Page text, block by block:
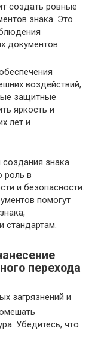
создать ровные
знака. Это
документов.
воздействий,
защитные
яркость и
лет и
знака
роль в
и безопасности.
помогут
стандартам.
перехода
загрязнений и
Убедитесь, что